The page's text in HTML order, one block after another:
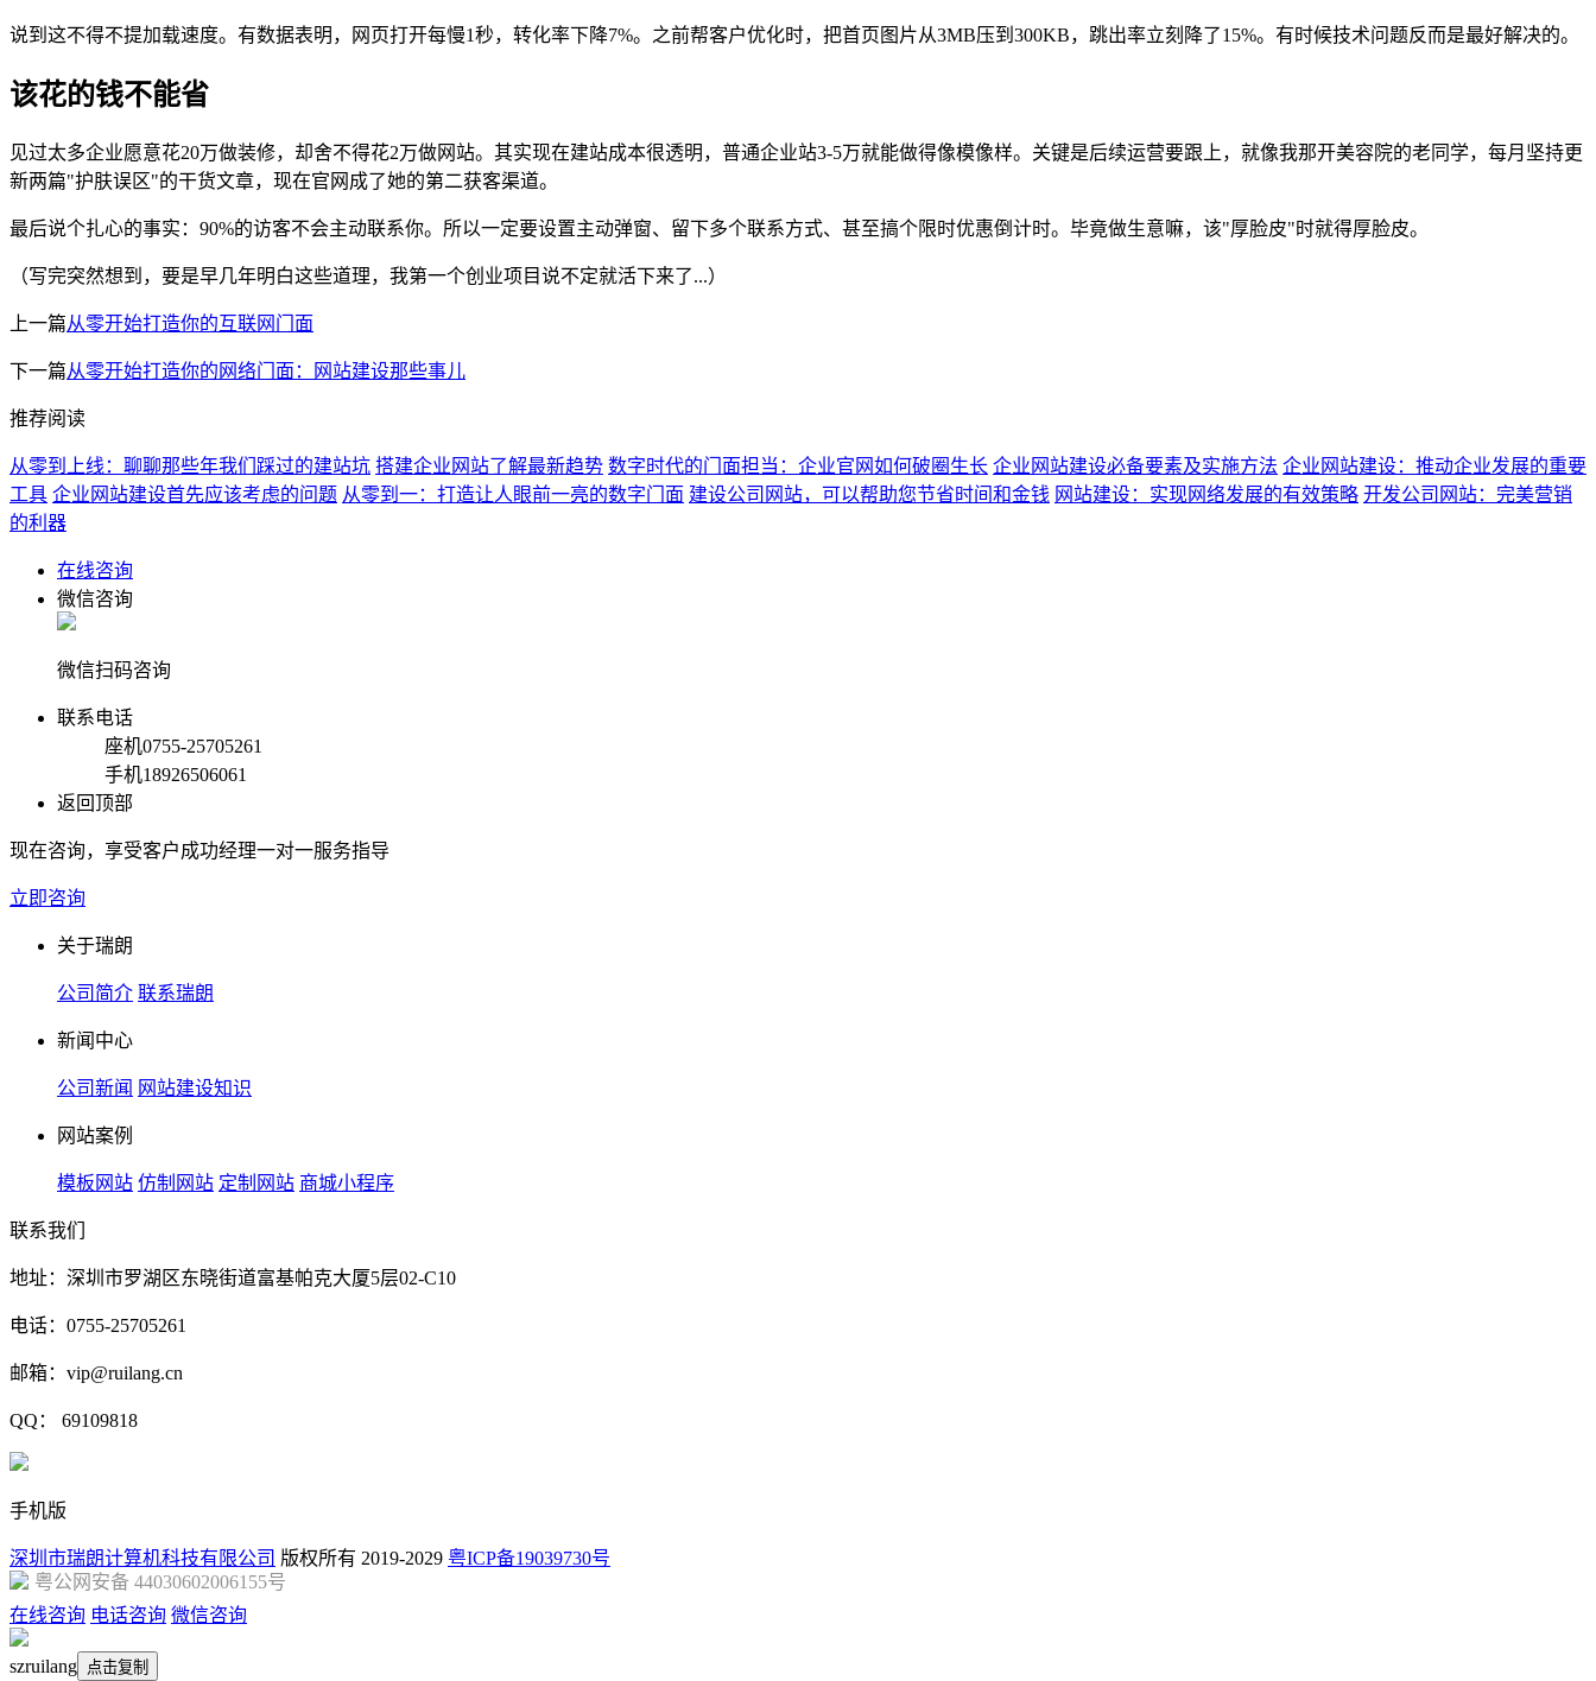
说到这不得不提加载速度。有数据表明，网页打开每慢1秒，转化率下降7%。之前帮客户优化时，把首页图片从3MB压到300KB，跳出率立刻降了15%。有时候技术问题反而是最好解决的。
该花的钱不能省
见过太多企业愿意花20万做装修，却舍不得花2万做网站。其实现在建站成本很透明，普通企业站3-5万就能做得像模像样。关键是后续运营要跟上，就像我那开美容院的老同学，每月坚持更
新两篇"护肤误区"的干货文章，现在官网成了她的第二获客渠道。
最后说个扎心的事实：90%的访客不会主动联系你。所以一定要设置主动弹窗、留下多个联系方式、甚至搞个限时优惠倒计时。毕竟做生意嘛，该"厚脸皮"时就得厚脸皮。
（写完突然想到，要是早几年明白这些道理，我第一个创业项目说不定就活下来了...）
上一篇从零开始打造你的互联网门面
下一篇从零开始打造你的网络门面：网站建设那些事儿
推荐阅读
从零到上线：聊聊那些年我们踩过的建站坑 搭建企业网站了解最新趋势 数字时代的门面担当：企业官网如何破圈生长 企业网站建设必备要素及实施方法 企业网站建设：推动企业发展的重要
工具 企业网站建设首先应该考虑的问题 从零到一：打造让人眼前一亮的数字门面 建设公司网站，可以帮助您节省时间和金钱 网站建设：实现网络发展的有效策略 开发公司网站：完美营销
的利器
在线咨询
微信咨询
微信扫码咨询
联系电话
座机0755-25705261
手机18926506061
返回顶部
现在咨询，享受客户成功经理一对一服务指导
立即咨询
关于瑞朗
公司简介 联系瑞朗
新闻中心
公司新闻 网站建设知识
网站案例
模板网站 仿制网站 定制网站 商城小程序
联系我们
地址：深圳市罗湖区东晓街道富基帕克大厦5层02-C10
电话：0755-25705261
邮箱：vip@ruilang.cn
QQ： 69109818
手机版
深圳市瑞朗计算机科技有限公司 版权所有 2019-2029 粤ICP备19039730号
粤公网安备 44030602006155号
在线咨询 电话咨询 微信咨询
szruilang 点击复制